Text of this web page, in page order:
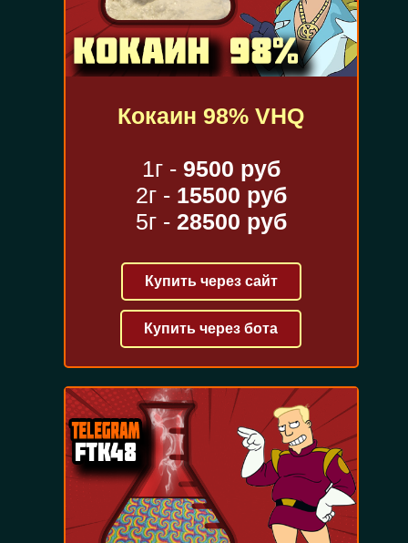
Кокаин 98% VHQ
1г - 9500 руб
2г - 15500 руб
5г - 28500 руб
Купить через сайт
Купить через бота